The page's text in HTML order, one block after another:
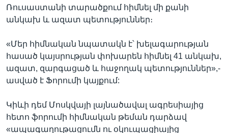
Ռուսաստանի տարածքում հիմնել մի քանի
անկախ և ազատ պետություններ։
«Մեր հիմնական նպատակն է՝ խելագարության
հասած կայսրության փոխարեն հիմնել 41 անկախ,
ազատ, զարգացած և հաջողակ պետություններ»,-
ասված է Ֆորումի կայքում:
Կիևի դեմ Մոսկվայի լայնածավալ ագրեսիայից
հետո ֆորումի հիմնական թեման դարձավ
«ապագաղութացումն ու օկուպացիայից